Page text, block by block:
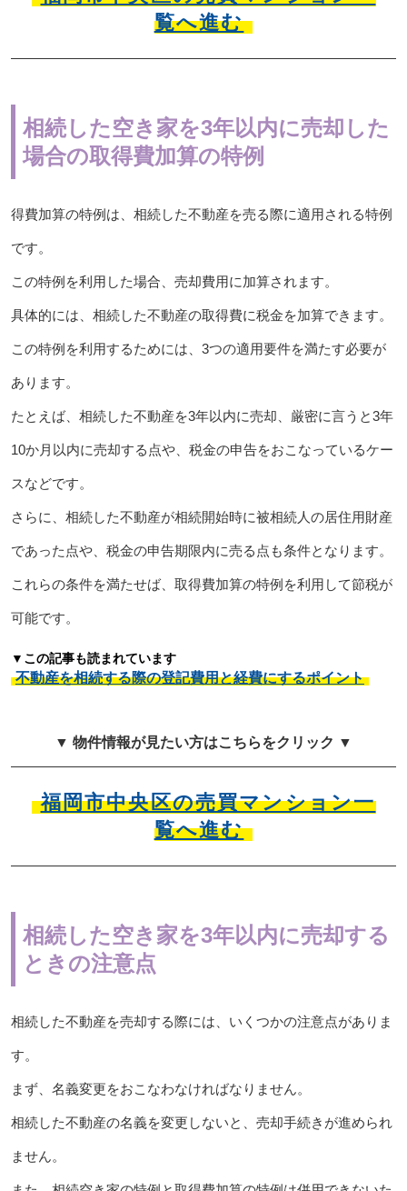
覧へ進む
相続した空き家を3年以内に売却した
場合の取得費加算の特例
得費加算の特例は、相続した不動産を売る際に適用される特例
です。
この特例を利用した場合、売却費用に加算されます。
具体的には、相続した不動産の取得費に税金を加算できます。
この特例を利用するためには、3つの適用要件を満たす必要が
あります。
たとえば、相続した不動産を3年以内に売却、厳密に言うと3年
10か月以内に売却する点や、税金の申告をおこなっているケー
スなどです。
さらに、相続した不動産が相続開始時に被相続人の居住用財産
であった点や、税金の申告期限内に売る点も条件となります。
これらの条件を満たせば、取得費加算の特例を利用して節税が
可能です。
▼この記事も読まれています
不動産を相続する際の登記費用と経費にするポイント
▼ 物件情報が見たい方はこちらをクリック ▼
福岡市中央区の売買マンション一
覧へ進む
相続した空き家を3年以内に売却する
ときの注意点
相続した不動産を売却する際には、いくつかの注意点がありま
す。
まず、名義変更をおこなわなければなりません。
相続した不動産の名義を変更しないと、売却手続きが進められ
ません。